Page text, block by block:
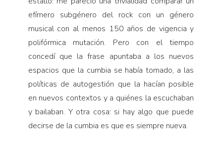
Sociedad
Turismo accidental
Voces y lecturas
efímero subgénero del rock con un género
musical con al menos 150 años de vigencia y
polifórmica mutación. Pero con el tiempo
concedí que la frase apuntaba a los nuevos
espacios que la cumbia se había tomado, a las
políticas de autogestión que la hacían posible
en nuevos contextos y a quiénes la escuchaban
y bailaban. Y otra cosa: si hay algo que puede
decirse de la cumbia es que es siempre nueva.